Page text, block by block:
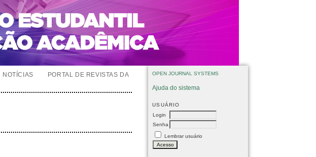
OPEN JOURNAL SYSTEMS
Ajuda do sistema
USUÁRIO
Login
Senha
Lembrar usuário
NOTÍCIAS
PORTAL DE REVISTAS DA